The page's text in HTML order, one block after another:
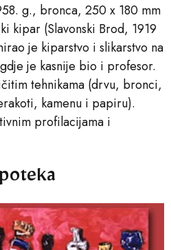
g., bronca, 250 x 180 mm
kipar (Slavonski Brod, 1919
je kiparstvo i slikarstvo na
je kasnije bio i profesor.
tehnikama (drvu, bronci,
kamenu i papiru).
profilacijama i